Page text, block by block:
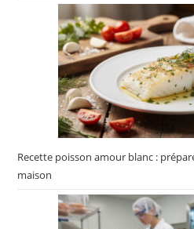
Recette poisson amour blanc :
maison